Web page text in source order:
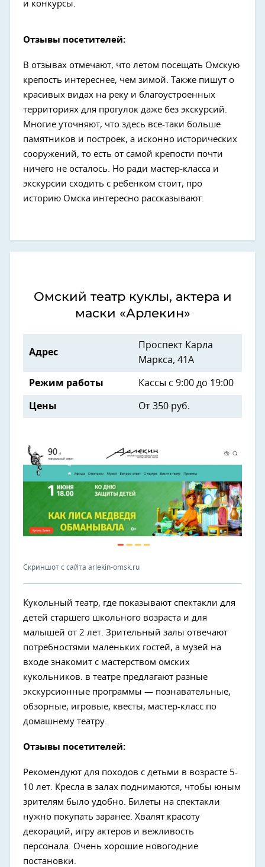
и конкурсы.
Отзывы посетителей:
В отзывах отмечают, что летом посещать Омскую
крепость интереснее, чем зимой. Также пишут о
красивых видах на реку и благоустроенных
территориях для прогулок даже без экскурсий.
Многие уточняют, что здесь все-таки больше
памятников и построек, а исконно исторических
сооружений, то есть от самой крепости почти
ничего не осталось. Но ради мастер-класса и
экскурсии сходить с ребенком стоит, про
историю Омска интересно рассказывают.
Омский театр куклы, актера и
маски «Арлекин»
Адрес
Проспект Карла
Маркса, 41А
Режим работы Кассы с 9:00 до 19:00
Цены От 350 руб.
Скриншот с сайта arlekin-omsk.ru
Кукольный театр, где показывают спектакли для
детей старшего школьного возраста и для
малышей от 2 лет. Зрительный залы отвечают
потребностями маленьких гостей, а музей на
входе знакомит с мастерством омских
кукольников. в театре предлагают разные
экскурсионные программы — познавательные,
обзорные, игровые, квесты, мастер-класс по
домашнему театру.
Отзывы посетителей:
Рекомендуют для походов с детьми в возрасте 5-
10 лет. Кресла в залах поднимаются, чтобы юным
зрителям было удобно. Билеты на спектакли
нужно покупать заранее. Хвалят красоту
декораций, игру актеров и вежливость
персонала. Очень хорошие новогодние
постановки.